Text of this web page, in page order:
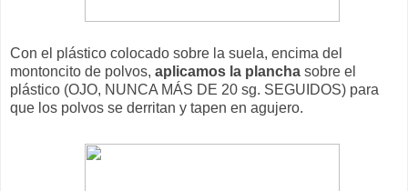
Con el plástico colocado sobre la suela, encima del
montoncito de polvos, aplicamos la plancha sobre el
plástico (OJO, NUNCA MÁS DE 20 sg. SEGUIDOS) para
que los polvos se derritan y tapen en agujero.